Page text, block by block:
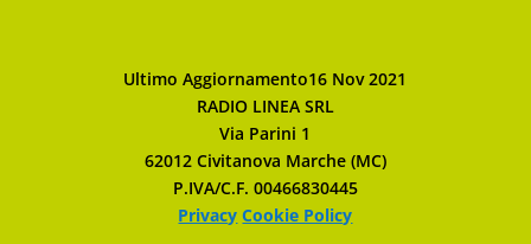
Ultimo Aggiornamento16 Nov 2021
RADIO LINEA SRL
Via Parini 1
62012 Civitanova Marche (MC)
P.IVA/C.F. 00466830445
Privacy Cookie Policy